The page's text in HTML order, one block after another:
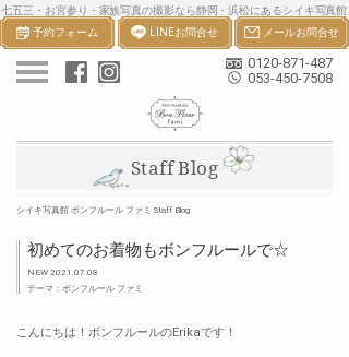
七五三・お宮参り・家族写真の撮影なら静岡・浜松にあるシイキ
ボンフルールへ。一生の宝物になる七五三・お宮参り等の家族写
0120-871-487
053-450-7508
予約フォーム LINEお問合せ メールお問合せ
Staff Blog
シイキ写真館 ボンフルール ファミ Staff Blog
初めてのお着物もボンフルールで☆
NEW 2021.07.08
テーマ：ボンフルール ファミ
こんにちは！ボンフルールのErikaです！